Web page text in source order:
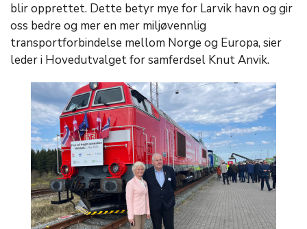
blir opprettet. Dette betyr mye for Larvik havn og gir
oss bedre og mer en mer miljøvennlig
transportforbindelse mellom Norge og Europa, sier
leder i Hovedutvalget for samferdsel Knut Anvik.